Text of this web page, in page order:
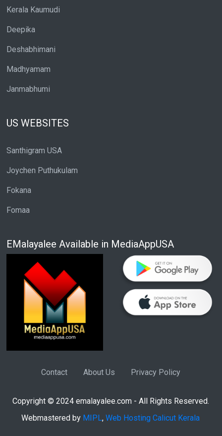
Kerala Kaumudi
Deepika
Deshabhimani
Madhyamam
Janmabhumi
US WEBSITES
Santhigram USA
Joychen Puthukulam
Fokana
Fomaa
EMalayalee Available in MediaAppUSA
Contact About Us Privacy Policy
Copyright © 2024 emalayalee.com - All Rights Reserved.
Webmastered by MIPL, Web Hosting Calicut Kerala